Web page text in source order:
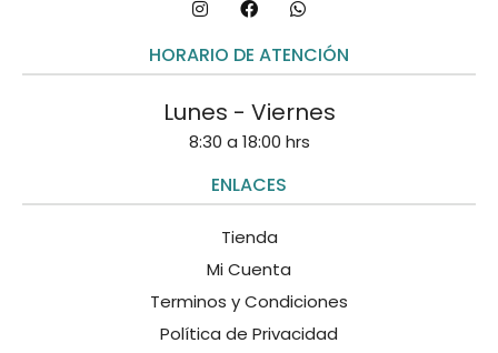
HORARIO DE ATENCIÓN
Lunes - Viernes
8:30 a 18:00 hrs
ENLACES
Tienda
Mi Cuenta
Terminos y Condiciones
Política de Privacidad